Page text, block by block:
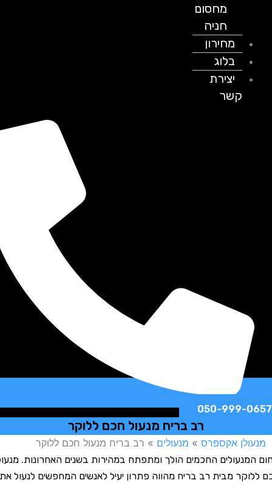
מחסום
חניה
מחירון
בלוג
יצירת
קשר
050-999-
רב בריח מנעול חכם ללוקר
אקספרס»מנעולים»רב בריח מנעול חכם ללוקר
החכמים הולך ומתפתח במהירות בשנים האחרונות. מנעול
מבית רב בריח מהווה פתרון יעיל לאנשים המחפשים לנעול את